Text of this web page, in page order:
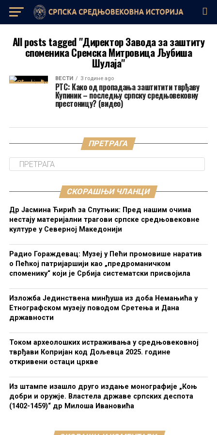
All posts tagged "Директор Завода за заштиту
споменика Сремска Митровица Љубиша
Шулаја"
ВЕСТИ 3 године ago
РТС: Како од пропадања заштитити тврђаву
Купиник – последњу српску средњовековну
престоницу? (видео)
ПРЕТРАГА
СКОРАШЊИ ЧЛАНЦИ
Др Јасмина Ћирић за Спутњик: Пред нашим очима
нестају материјални трагови српске средњовековне
културе у Северној Македонији
Радио Гораждевац: Музеј у Пећи промовише наратив
о Пећкој патријаршији као „предроманичком
споменику“ који је Србија систематски присвојила
Изложба Јединствена минђуша из доба Немањића у
Етнографском музеју поводом Сретења и Дана
државности
Током археолошких истраживања у средњовековној
тврђави Копријан код Дољевца 2025. године
откривени остаци цркве
Из штампе изашло друго издање монографије „Коњ
добри и оружје. Властела државе српских деспота
(1402-1459)“ др Милоша Ивановића